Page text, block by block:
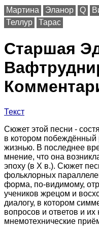
Мартина Эланор Q
Теллур
Тарас
Старшая
Текст
Сюжет этой песни -
в котором побеждённый
жизнью. В последнее
мнение, что она
эпоху (в Х в.). Сюжет
фольклорных
форма, по-видимому,
учеников жрецом и
диалогу, в котором
вопросов и ответов и
мнемотехнические